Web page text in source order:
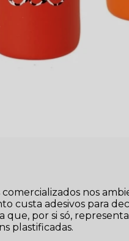
nos
custa adesivos para
por si só,
plastificadas.